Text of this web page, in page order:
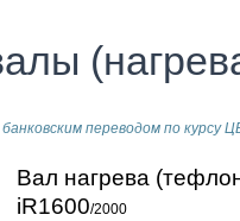
переводом по курсу
Вал нагрева
iR1600/2000